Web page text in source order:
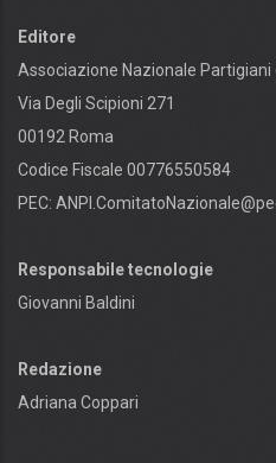
Editore
Associazione Nazionale Partigiani
Via Degli Scipioni 271
00192 Roma
Codice Fiscale 00776550584
PEC:
Responsabile tecnologie
Giovanni Baldini
Redazione
Adriana Coppari